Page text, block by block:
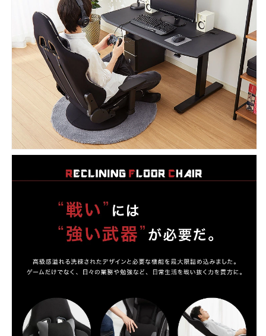
パ
ソ
コ
ン
テ
レ
ワ
ー
ク
在
宅
ク
の
を
減
パ
ソ
コ
ン
テ
ワ
ー
ク
在
宅
勤
在
宅
ワ
ー
ク
の
を
増